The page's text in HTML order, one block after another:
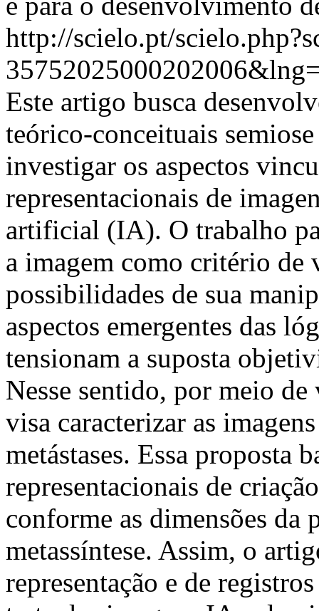
http://scielo.pt/
Este artigo busca
teórico-conceituais
investigar os aspectos
representacionais de
artificial (IA). O trabalho
a imagem como critério de
possibilidades de sua
aspectos emergentes das
tensionam a suposta
Nesse sentido, por meio
visa caracterizar as
metástases. Essa proposta
representacionais de
conforme as dimensões da
metassíntese. Assim, o
representação e de